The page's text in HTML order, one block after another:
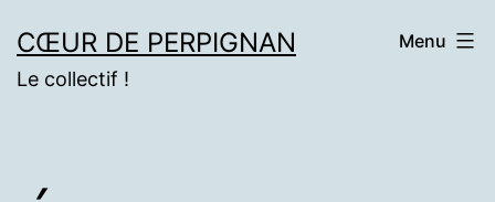
au
contenu
CŒUR DE PERPIGNAN
Le collectif !
Menu